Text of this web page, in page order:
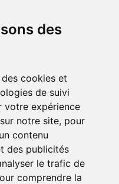
des
cookies et
de suivi
votre expérience
notre site, pour
contenu
des publicités
le trafic de
comprendre la